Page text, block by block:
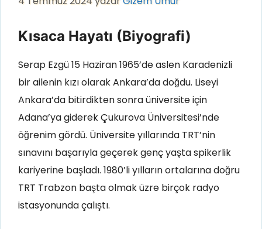
Kısaca Hayatı (Biyografi)
Serap Ezgü 15 Haziran 1965’de aslen Karadenizli
bir ailenin kızı olarak Ankara’da doğdu. Liseyi
Ankara’da bitirdikten sonra üniversite için
Adana’ya giderek Çukurova Üniversitesi’nde
öğrenim gördü. Üniversite yıllarında TRT’nin
sınavını başarıyla geçerek genç yaşta spikerlik
kariyerine başladı. 1980’li yılların ortalarına doğru
TRT Trabzon başta olmak üzre birçok radyo
istasyonunda çalıştı.